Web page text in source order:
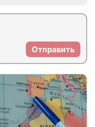
Отправить